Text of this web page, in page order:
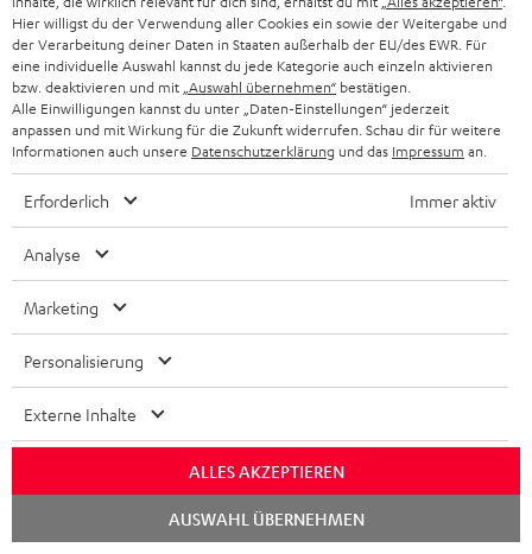
Mehr...
„… für bassstarkes Heimkino mit virtuellem Raumklang …“
Hier willigst du der Verwendung aller Cookies ein sowie der Weitergabe und
der Verarbeitung deiner Daten in Staaten außerhalb der EU/des EWR. Für
eine individuelle Auswahl kannst du jede Kategorie auch einzeln aktivieren
bzw. deaktivieren und mit „Auswahl übernehmen“ bestätigen.
Alle Einwilligungen kannst du unter „Daten-Einstellungen“ jederzeit
anpassen und mit Wirkung für die Zukunft widerrufen. Schau dir für weitere
Informationen auch unsere Datenschutzerklärung und das Impressum an.
Erforderlich Immer aktiv
Analyse
Marketing
Personalisierung
Externe Inhalte
ALLES AKZEPTIEREN
AUSWAHL ÜBERNEHMEN